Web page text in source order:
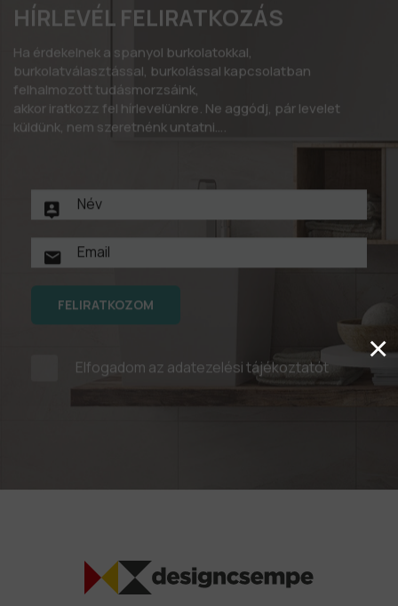
HÍRLEVÉL FELIRATKOZÁS
Ha érdekelnek a spanyol burkolatokkal,
burkolatválasztással, burkolással kapcsolatban
felhalmozott tudásmorzsáink,
akkor iratkozz fel hírlevelünkre. Ne aggódj, pár levelet
küldünk, nem szeretnénk untatni….
FELIRATKOZOM
Elfogadom az adatezelési tájékoztatót ×